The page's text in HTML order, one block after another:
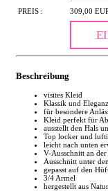
PREIS : 309,00
Beschreibung
visites Kleid
Klassik und Eleganz
für besondere
Kleid perfekt für
ausstellt den Hals
Top locker und
leicht nach unten
V-Ausschnitt an
Ausschnitt unter
gepasst auf den
3/4 Armel
hergestellt aus